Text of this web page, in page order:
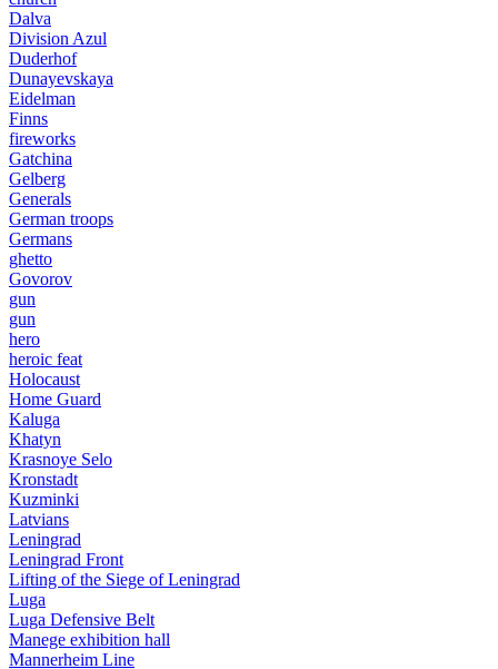
Dalva
Division Azul
Duderhof
Dunayevskaya
Eidelman
Finns
fireworks
Gatchina
Gelberg
Generals
German troops
Germans
ghetto
Govorov
gun
gun
hero
heroic feat
Holocaust
Home Guard
Kaluga
Khatyn
Krasnoye Selo
Kronstadt
Kuzminki
Latvians
Leningrad
Leningrad Front
Lifting of the Siege of Leningrad
Luga
Luga Defensive Belt
Manege exhibition hall
Mannerheim Line